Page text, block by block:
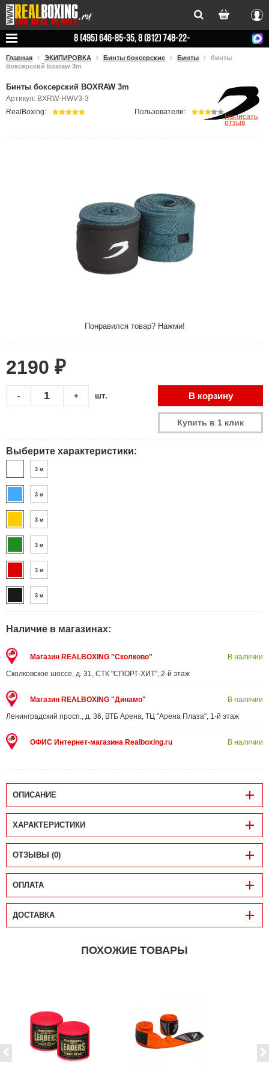
Вход
8 (495) 646-85-35, 8 (812) 748-22-
78
Главная ЭКИПИРОВКА Бинты боксерские Бинты
бинты
боксерский boxraw 3m
Бинты боксерский BOXRAW 3m
Артикул: BXRW-HWV3-3
Понравился товар? Нажми!
RealBoxing: Пользователи:
Написать
отзыв
2190 ₽
+
- шт. В корзину
Купить в 1 клик
Выберите характеристики:
3 м
3 м
3 м
3 м
3 м
3 м
Наличие в магазинах:
Магазин REALBOXING "Сколково"
Сколковское шоссе, д. 31, СТК "СПОРТ-ХИТ", 2-й этаж
В наличии
Магазин REALBOXING "Динамо"
Ленинградский просп., д. 36, ВТБ Арена, ТЦ "Арена Плаза", 1-й этаж
В наличии
ОФИС Интернет-магазина Realboxing.ru В наличии
ОПИСАНИЕ
ХАРАКТЕРИСТИКИ
ОТЗЫВЫ (0)
ОПЛАТА
ДОСТАВКА
ПОХОЖИЕ ТОВАРЫ